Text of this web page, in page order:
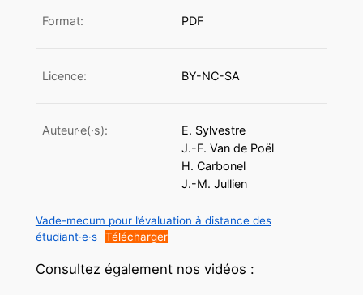
Format: PDF
Licence: BY-NC-SA
Auteur·e(·s):
E. Sylvestre
J.-F. Van de Poël
H. Carbonel
J.-M. Jullien
Vade-mecum pour l’évaluation à distance des
étudiant·e·s
Télécharger
Consultez également nos vidéos :